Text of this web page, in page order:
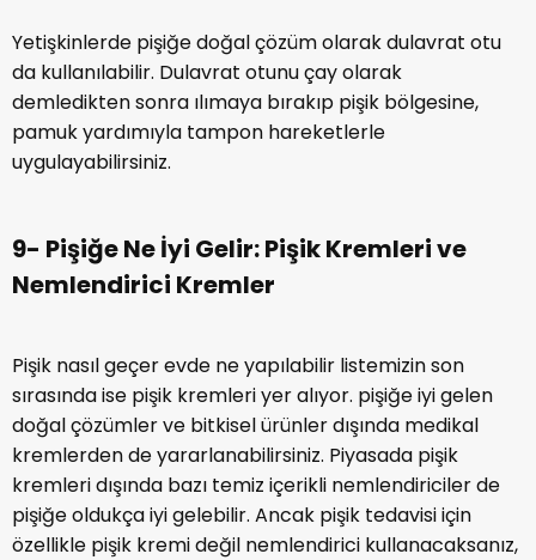
Yetişkinlerde pişiğe doğal çözüm olarak dulavrat otu
da kullanılabilir. Dulavrat otunu çay olarak
demledikten sonra ılımaya bırakıp pişik bölgesine,
pamuk yardımıyla tampon hareketlerle
uygulayabilirsiniz.
9- Pişiğe Ne İyi Gelir: Pişik Kremleri ve
Nemlendirici Kremler
Pişik nasıl geçer evde ne yapılabilir listemizin son
sırasında ise pişik kremleri yer alıyor. pişiğe iyi gelen
doğal çözümler ve bitkisel ürünler dışında medikal
kremlerden de yararlanabilirsiniz. Piyasada pişik
kremleri dışında bazı temiz içerikli nemlendiriciler de
pişiğe oldukça iyi gelebilir. Ancak pişik tedavisi için
özellikle pişik kremi değil nemlendirici kullanacaksanız,